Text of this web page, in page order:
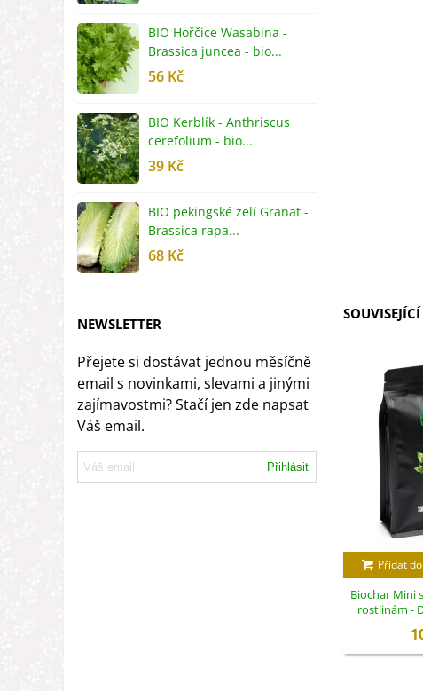
BIO Hořčice Wasabina -
Brassica juncea - bio...
56 Kč
BIO Kerblík - Anthriscus
cerefolium - bio...
39 Kč
BIO pekingské zelí Granat -
Brassica rapa...
68 Kč
NEWSLETTER
Přejete si dostávat jednou měsíčně
email s novinkami, slevami a jinými
zajímavostmi? Stačí jen zde napsat
Váš email.
Přihlásit
Přidat
Biochar Mini
rostlinám -